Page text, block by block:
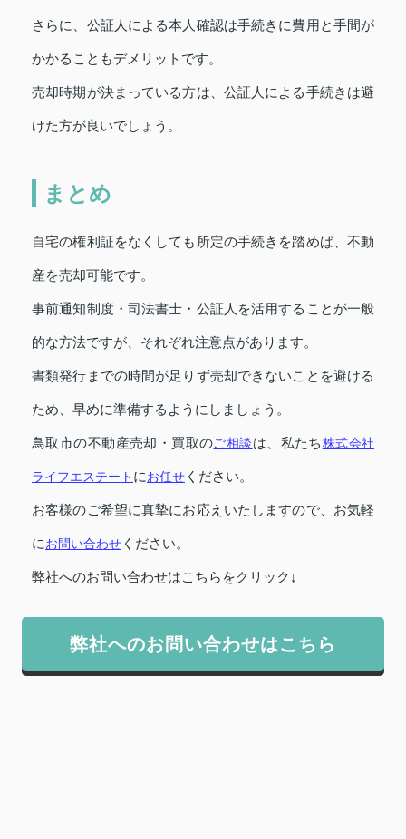
さらに、公証人による本人確認は手続きに費用と手間が
かかることもデメリットです。
売却時期が決まっている方は、公証人による手続きは避
けた方が良いでしょう。
まとめ
自宅の権利証をなくしても所定の手続きを踏めば、不動
産を売却可能です。
事前通知制度・司法書士・公証人を活用することが一般
的な方法ですが、それぞれ注意点があります。
書類発行までの時間が足りず売却できないことを避ける
ため、早めに準備するようにしましょう。
鳥取市の不動産売却・買取のご相談は、私たち株式会社
ライフエステート にお任せ ください。
お客様のご希望に真摯にお応えいたしますので、お気軽
にお問い合わせ ください。
弊社へのお問い合わせはこちらをクリック↓
弊社へのお問い合わせはこちら